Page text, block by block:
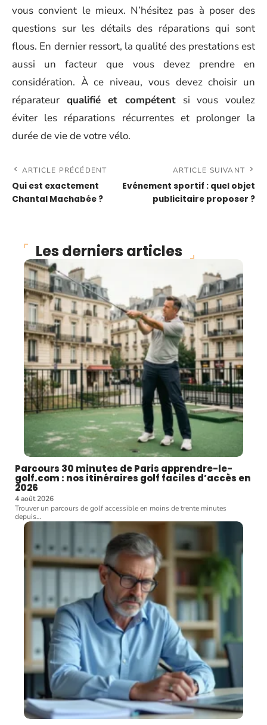
vous convient le mieux. N’hésitez pas à poser des
questions sur les détails des réparations qui sont
flous. En dernier ressort, la qualité des prestations est
aussi un facteur que vous devez prendre en
considération. À ce niveau, vous devez choisir un
réparateur qualifié et compétent si vous voulez
éviter les réparations récurrentes et prolonger la
durée de vie de votre vélo.
ARTICLE PRÉCÉDENT
Qui est exactement
Chantal Machabée ?
ARTICLE SUIVANT
Evénement sportif : quel objet
publicitaire proposer ?
Les derniers articles
Parcours 30 minutes de Paris apprendre-le-
golf.com : nos itinéraires golf faciles d’accès en
2026
4 août 2026
Trouver un parcours de golf accessible en moins de trente minutes
depuis…